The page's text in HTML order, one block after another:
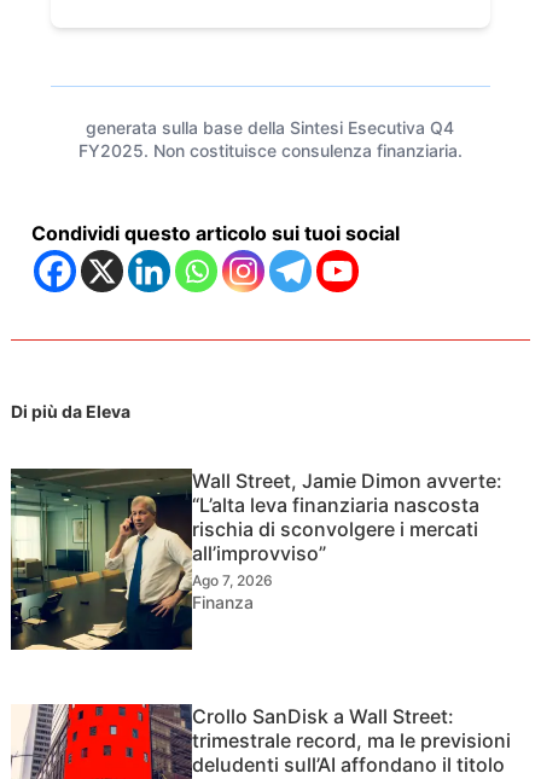
generata sulla base della Sintesi Esecutiva Q4
FY2025. Non costituisce consulenza finanziaria.
Condividi questo articolo sui tuoi social
Di più da Eleva
Wall Street, Jamie Dimon avverte:
“L’alta leva finanziaria nascosta
rischia di sconvolgere i mercati
all’improvviso”
Ago 7, 2026
Finanza
Crollo SanDisk a Wall Street:
trimestrale record, ma le previsioni
deludenti sull’AI affondano il titolo